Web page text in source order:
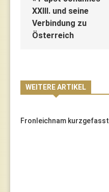
XXIII. und seine
Verbindung zu
Österreich
WEITERE ARTIKEL
Fronleichnam kurzgefasst